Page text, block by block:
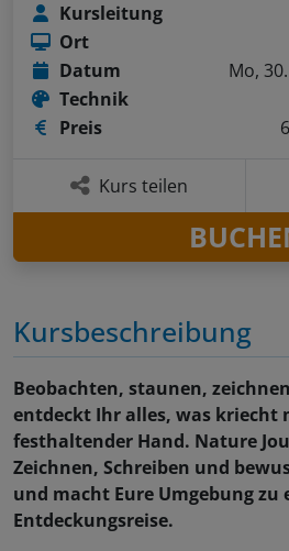
Kursbeschreibung
Beobachten, staunen,
entdeckt Ihr alles, was kriecht
festhaltender Hand. Nature
Zeichnen, Schreiben und
und macht Eure Umgebung zu
Entdeckungsreise.
Kursleitung
Ort
Datum
Mo,
Technik
Preis
Kurs teilen